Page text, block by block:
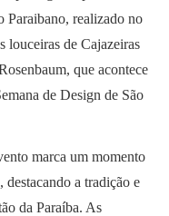
Paraibano, realizado no
louceiras de Cajazeiras
que acontece
de Design de São
marca um momento
destacando a tradição e
da Paraíba. As